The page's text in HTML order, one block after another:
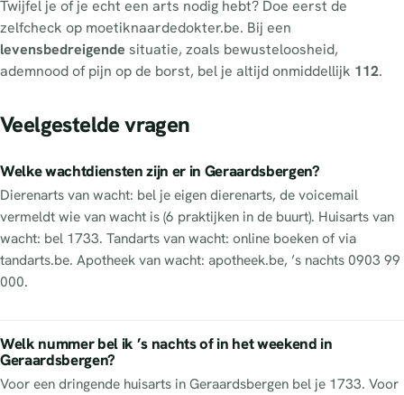
Twijfel je of je echt een arts nodig hebt? Doe eerst de
zelfcheck op moetiknaardedokter.be. Bij een
levensbedreigende situatie, zoals bewusteloosheid,
ademnood of pijn op de borst, bel je altijd onmiddellijk 112.
Veelgestelde vragen
Welke wachtdiensten zijn er in Geraardsbergen?
Dierenarts van wacht: bel je eigen dierenarts, de voicemail
vermeldt wie van wacht is (6 praktijken in de buurt). Huisarts van
wacht: bel 1733. Tandarts van wacht: online boeken of via
tandarts.be. Apotheek van wacht: apotheek.be, ’s nachts 0903 99
000.
Welk nummer bel ik ’s nachts of in het weekend in
Geraardsbergen?
Voor een dringende huisarts in Geraardsbergen bel je 1733. Voor